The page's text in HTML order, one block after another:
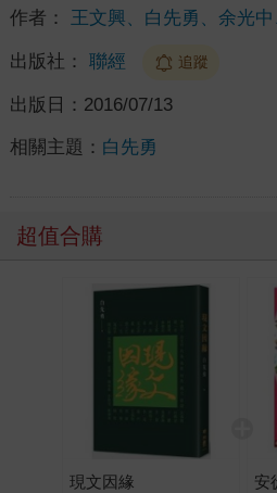
作者： 王文興、白先勇、余光
出版社： 聯經 追蹤
出版日： 2016/07/13
相關主題： 白先勇
超值合購
現文因緣
安